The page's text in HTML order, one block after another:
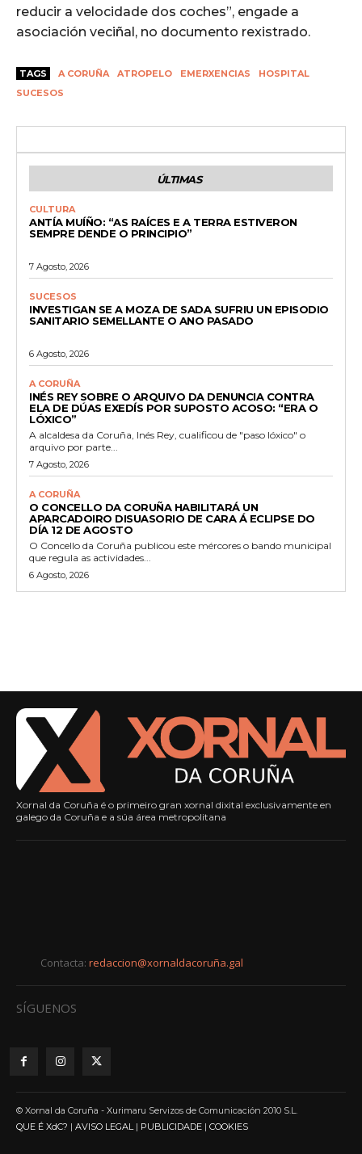
reducir a velocidade dos coches”, engade a
asociación veciñal, no documento rexistrado.
TAGS A CORUÑA ATROPELO EMERXENCIAS
HOSPITAL
SUCESOS
ÚLTIMAS
CULTURA
ANTÍA MUÍÑO: “AS RAÍCES E A TERRA ESTIVERON
SEMPRE DENDE O PRINCIPIO”
7 Agosto, 2026
SUCESOS
INVESTIGAN SE A MOZA DE SADA SUFRIU UN EPISODIO
SANITARIO SEMELLANTE O ANO PASADO
6 Agosto, 2026
A CORUÑA
INÉS REY SOBRE O ARQUIVO DA DENUNCIA CONTRA
ELA DE DÚAS EXEDÍS POR SUPOSTO ACOSO: “ERA O
LÓXICO”
A alcaldesa da Coruña, Inés Rey, cualificou de "paso lóxico" o
arquivo por parte...
7 Agosto, 2026
A CORUÑA
O CONCELLO DA CORUÑA HABILITARÁ UN
APARCADOIRO DISUASORIO DE CARA Á ECLIPSE DO
DÍA 12 DE AGOSTO
O Concello da Coruña publicou este mércores o bando municipal
que regula as actividades...
6 Agosto, 2026
Xornal da Coruña é o primeiro gran xornal dixital exclusivamente en
galego da Coruña e a súa área metropolitana
Contacta: redaccion@xornaldacoruña.gal
SÍGUENOS
© Xornal da Coruña - Xurimaru Servizos de Comunicación 2010 S.L.
QUE É XdC? | AVISO LEGAL| PUBLICIDADE | COOKIES